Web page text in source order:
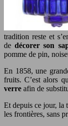
tradition reste et
dedécorer son
pomme de pin,
En 1858, une
fruits. C’est alors
verre afin de
Et depuis ce jour, la
les frontières, sans